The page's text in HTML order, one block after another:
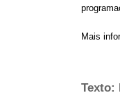
Mais
Texto: